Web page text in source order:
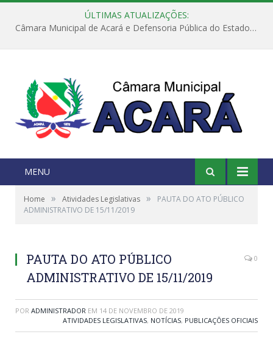
ÚLTIMAS ATUALIZAÇÕES:
Câmara Municipal de Acará e Defensoria Pública do Estado, promovem Ação Balcão de Direitos
MENU
Home » Atividades Legislativas »
PAUTA DO ATO PÚBLICO
ADMINISTRATIVO DE 15/11/2019
PAUTA DO ATO PÚBLICO
ADMINISTRATIVO DE 15/11/2019
0
POR ADMINISTRADOR EM 14 DE NOVEMBRO DE 2019
ATIVIDADES LEGISLATIVAS, NOTÍCIAS, PUBLICAÇÕES OFICIAIS